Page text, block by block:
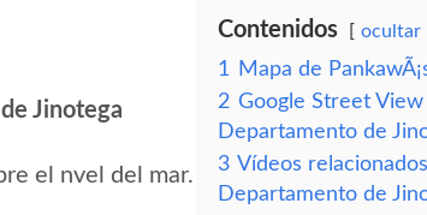
Jinotega
el nvel del mar.
Contenidos ocultar
1
Mapa de
2 Google Street View
Departamento de
3 Vídeos
Departamento de